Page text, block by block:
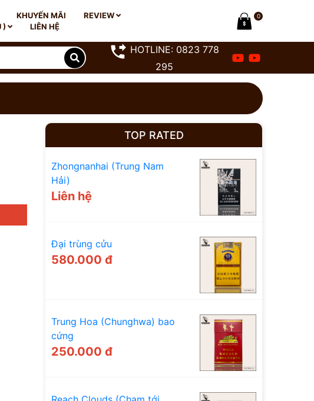
KHUYẾN MÃI
REVIEW
)
LIÊN HỆ
0
HOTLINE: 0823 778
295
TOP RATED
Zhongnanhai (Trung Nam
Hải)
Liên hệ
Đại trùng cửu
580.000 đ
Trung Hoa (Chunghwa) bao
cứng
250.000 đ